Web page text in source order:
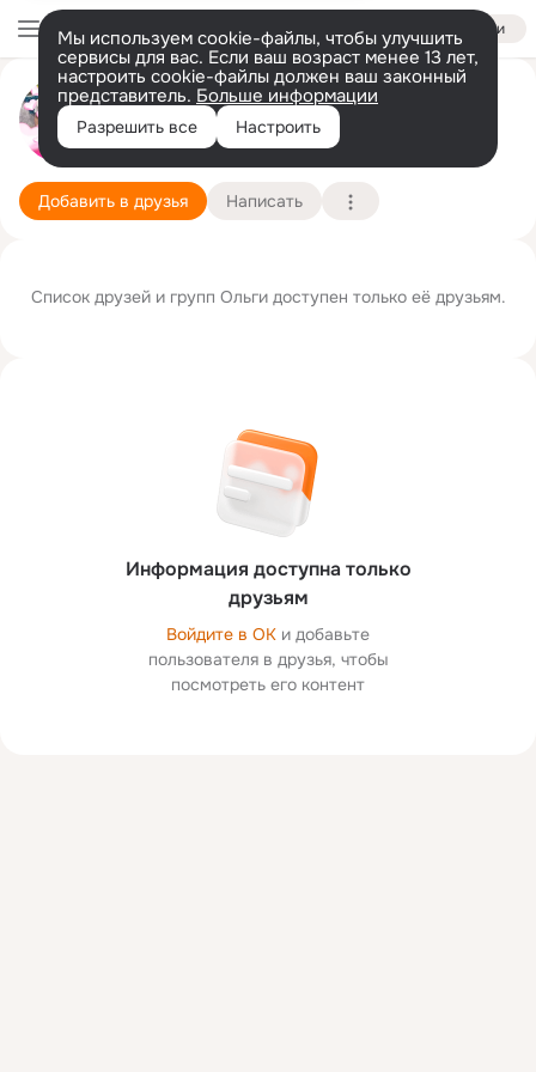
Войти
Мы используем cookie-файлы, чтобы улучшить
сервисы для вас. Если ваш возраст менее 13 лет,
настроить cookie-файлы должен ваш законный
представитель. Больше информации
Разрешить все Настроить
Ольга Мурлыкина (Прозорова)
c. Чагра 26 сентября
Добавить в друзья Написать
Информация доступна только
друзьям
Войдите в ОК и добавьте
пользователя в друзья, чтобы
посмотреть его контент
Список друзей и групп Ольги доступен только её друзьям.